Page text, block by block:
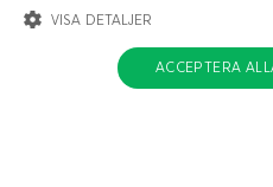
VISA DETALJER
ACCEPTERA